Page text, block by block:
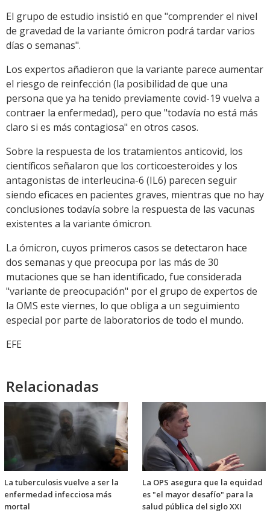
El grupo de estudio insistió en que "comprender el nivel
de gravedad de la variante ómicron podrá tardar varios
días o semanas".
Los expertos añadieron que la variante parece aumentar
el riesgo de reinfección (la posibilidad de que una
persona que ya ha tenido previamente covid-19 vuelva a
contraer la enfermedad), pero que "todavía no está más
claro si es más contagiosa" en otros casos.
Sobre la respuesta de los tratamientos anticovid, los
científicos señalaron que los corticoesteroides y los
antagonistas de interleucina-6 (IL6) parecen seguir
siendo eficaces en pacientes graves, mientras que no hay
conclusiones todavía sobre la respuesta de las vacunas
existentes a la variante ómicron.
La ómicron, cuyos primeros casos se detectaron hace
dos semanas y que preocupa por las más de 30
mutaciones que se han identificado, fue considerada
"variante de preocupación" por el grupo de expertos de
la OMS este viernes, lo que obliga a un seguimiento
especial por parte de laboratorios de todo el mundo.
EFE
Relacionadas
La tuberculosis vuelve a ser la
enfermedad infecciosa más
mortal
La OPS asegura que la equidad
es "el mayor desafío" para la
salud pública del siglo XXI